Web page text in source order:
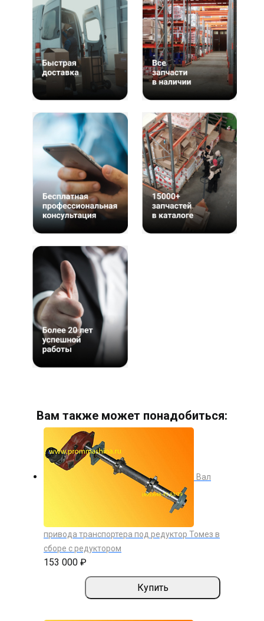
Вам также может понадобиться:
Вал
привода транспортера под редуктор Томез в
сборе с редуктором
153 000 ₽
Купить